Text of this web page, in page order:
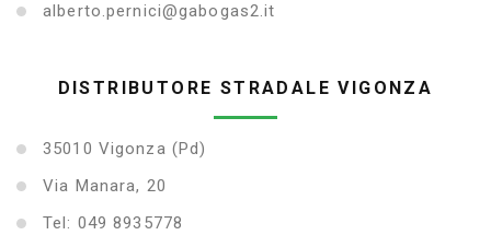
alberto.pernici@gabogas2.it
DISTRIBUTORE STRADALE VIGONZA
35010 Vigonza (Pd)
Via Manara, 20
Tel: 049 8935778